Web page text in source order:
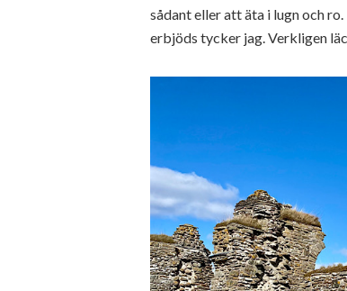
sådant eller att äta i lugn och
erbjöds tycker jag. Verkligen